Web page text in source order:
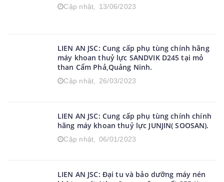
Cập nhật, 13/06/2023
LIEN AN JSC: Cung cấp phụ tùng chính hãng
máy khoan thuỷ lực SANDVIK D245 tại mỏ
than Cẩm Phả,Quảng Ninh.
Cập nhật, 26/03/2023
LIEN AN JSC: Cung cấp phụ tùng chính chính
hãng máy khoan thuỷ lực JUNJIN( SOOSAN).
Cập nhật, 06/01/2023
LIEN AN JSC: Đại tu và bảo dưỡng máy nén